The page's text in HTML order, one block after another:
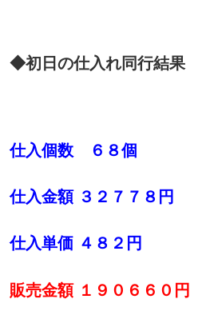
◆初日の仕入れ同行結果
仕入個数 ６８個
仕入金額 ３２７７８円
仕入単価 ４８２円
販売金額 １９０６６０円